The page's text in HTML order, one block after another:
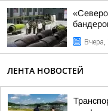
Вчера,
ЛЕНТА НОВОСТЕЙ